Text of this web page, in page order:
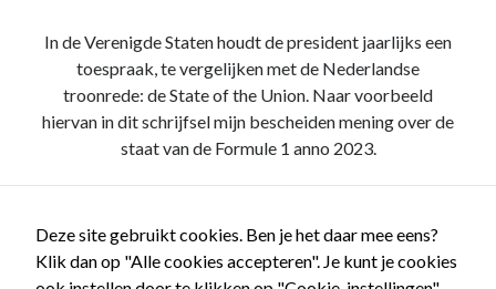
Recente reacties
Het regeldilemma van de Formule 1
Katja.schendzielorz@planet.nlopHet regeldilemma van de Formule 1
Chelem
In de Verenigde Staten houdt de president jaarlijks een
toespraak, te vergelijken met de Nederlandse
troonrede: de State of the Union. Naar voorbeeld
hiervan in dit schrijfsel mijn bescheiden mening over de
staat van de Formule 1 anno 2023.
State
Formula
Deze site gebruikt cookies. Ben je het daar mee eens?
Klik dan op "Alle cookies accepteren". Je kunt je cookies